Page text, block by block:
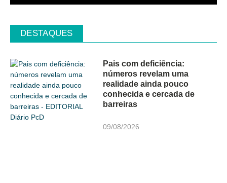
DESTAQUES
Pais com deficiência:
números revelam uma
realidade ainda pouco
conhecida e cercada de
barreiras
09/08/2026